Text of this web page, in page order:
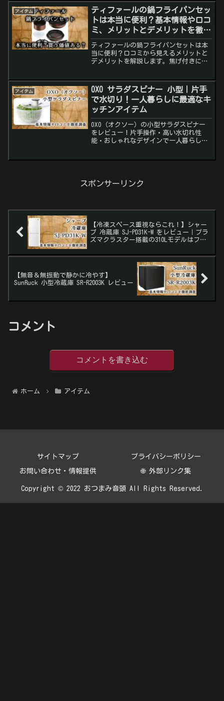
アイテム
ティファールの鍋フライパンセッ
トは本当に便利？基本情報や口コ
ミ、メリットとデメリットを徹底
調査
ティファールの鍋フライパンセットは本
当に便利？口コミから見えるメリットと
デメリットを解説します。焦げ付きにく
アイテム
OXO サラダスピナー 小型｜片手
で水切り！一人暮らしに最適なキ
ッチンアイテム
OXO（オクソー）の小型サラダスピナー
をレビュー！片手操作・高い水切れ性
能・おしゃれなデザインで一人暮らしに
スポンサーリンク
【冷凍スペース重視ならこれ！】シャー
プ 冷蔵庫 SJ-PD31K-W をレビュー｜プラ
ズマクラスター搭載の310Lモデルはファ
【無音＆無振動で静かに冷やす】
SunRuck 小型冷蔵庫 SR-R2003K レビュー
コメント
コメントを書き込む
ホーム アイテム
サイトマップ プライバシーポリシー
お問い合わせ・情報提供 🌐 外部リンク集
Copyright © 2022 おつまみ音頭 All Rights Reserved.